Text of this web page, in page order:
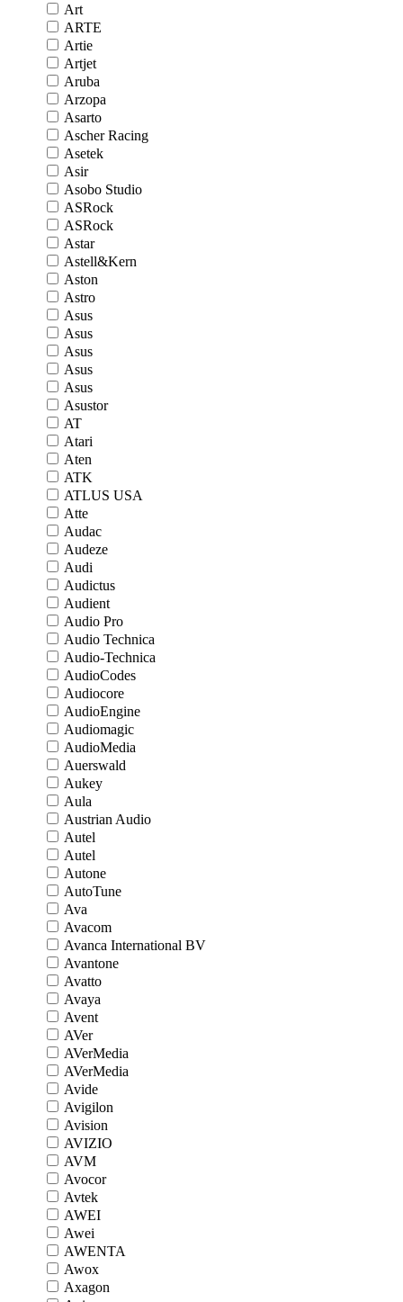
Art
ARTE
Artie
Artjet
Aruba
Arzopa
Asarto
Ascher Racing
Asetek
Asir
Asobo Studio
ASRock
ASRock
Astar
Astell&Kern
Aston
Astro
Asus
Asus
Asus
Asus
Asus
Asustor
AT
Atari
Aten
ATK
ATLUS USA
Atte
Audac
Audeze
Audi
Audictus
Audient
Audio Pro
Audio Technica
Audio-Technica
AudioCodes
Audiocore
AudioEngine
Audiomagic
AudioMedia
Auerswald
Aukey
Aula
Austrian Audio
Autel
Autel
Autone
AutoTune
Ava
Avacom
Avanca International BV
Avantone
Avatto
Avaya
Avent
AVer
AVerMedia
AVerMedia
Avide
Avigilon
Avision
AVIZIO
AVM
Avocor
Avtek
AWEI
Awei
AWENTA
Awox
Axagon